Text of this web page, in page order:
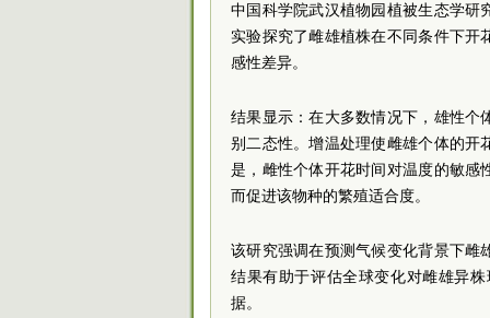
中国科学院武汉植物园植被生态学研
实验探究了雌雄植株在不同条件下开
感性差异。
结果显示：在大多数情况下，雄性个
别二态性。增温处理使雌雄个体的开
是，雌性个体开花时间对温度的敏感
而促进该物种的繁殖适合度。
该研究强调在预测气候变化背景下雌
结果有助于评估全球变化对雌雄异
据。